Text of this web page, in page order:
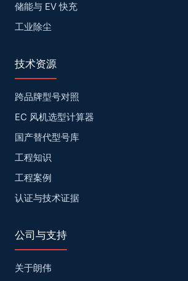
储能与 EV 快充
工业除尘
技术资源
跨品牌型号对照
EC 风机选型计算器
国产替代型号库
工程知识
工程案例
认证与技术证据
公司与支持
关于朗伟